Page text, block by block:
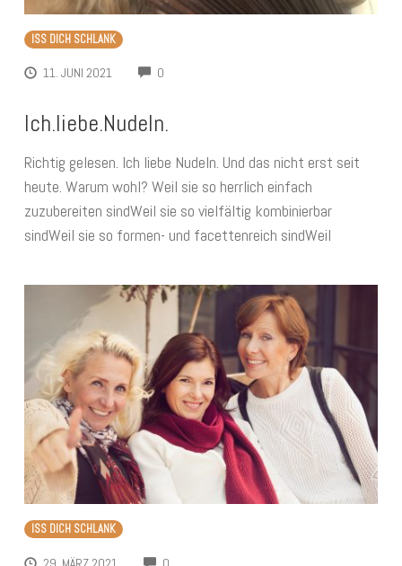
ISS DICH SCHLANK
11. JUNI 2021 0
Ich.liebe.Nudeln.
Richtig gelesen. Ich liebe Nudeln. Und das nicht erst seit
heute. Warum wohl? Weil sie so herrlich einfach
zuzubereiten sindWeil sie so vielfältig kombinierbar
sindWeil sie so formen- und facettenreich sindWeil
ISS DICH SCHLANK